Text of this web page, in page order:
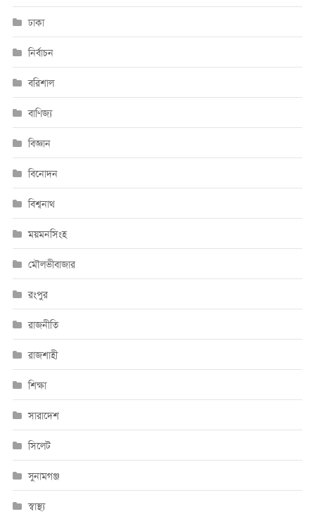
ঢাকা
নির্বাচন
বরিশাল
বাণিজ্য
বিজ্ঞান
বিনোদন
বিশ্বনাথ
ময়মনসিংহ
মৌলভীবাজার
রংপুর
রাজনীতি
রাজশাহী
শিক্ষা
সারাদেশ
সিলেট
সুনামগঞ্জ
স্বাস্থ্য